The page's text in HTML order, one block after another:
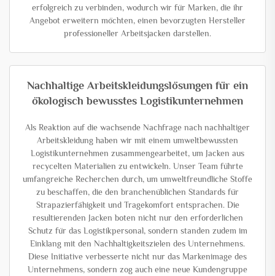
erfolgreich zu verbinden, wodurch wir für Marken, die ihr
Angebot erweitern möchten, einen bevorzugten Hersteller
professioneller Arbeitsjacken darstellen.
Nachhaltige Arbeitskleidungslösungen für ein
ökologisch bewusstes Logistikunternehmen
Als Reaktion auf die wachsende Nachfrage nach nachhaltiger
Arbeitskleidung haben wir mit einem umweltbewussten
Logistikunternehmen zusammengearbeitet, um Jacken aus
recycelten Materialien zu entwickeln. Unser Team führte
umfangreiche Recherchen durch, um umweltfreundliche Stoffe
zu beschaffen, die den branchenüblichen Standards für
Strapazierfähigkeit und Tragekomfort entsprachen. Die
resultierenden Jacken boten nicht nur den erforderlichen
Schutz für das Logistikpersonal, sondern standen zudem im
Einklang mit den Nachhaltigkeitszielen des Unternehmens.
Diese Initiative verbesserte nicht nur das Markenimage des
Unternehmens, sondern zog auch eine neue Kundengruppe